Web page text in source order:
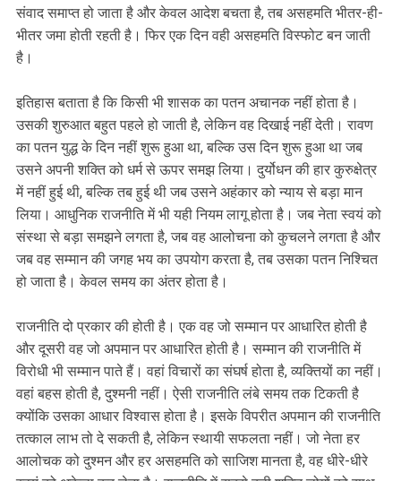
संवाद समाप्त हो जाता है और केवल आदेश बचता है, तब असहमति भीतर-ही-
भीतर जमा होती रहती है। फिर एक दिन वही असहमति विस्फोट बन जाती
है।
इतिहास बताता है कि किसी भी शासक का पतन अचानक नहीं होता है।
उसकी शुरुआत बहुत पहले हो जाती है, लेकिन वह दिखाई नहीं देती। रावण
का पतन युद्ध के दिन नहीं शुरू हुआ था, बल्कि उस दिन शुरू हुआ था जब
उसने अपनी शक्ति को धर्म से ऊपर समझ लिया। दुर्योधन की हार कुरुक्षेत्र
में नहीं हुई थी, बल्कि तब हुई थी जब उसने अहंकार को न्याय से बड़ा मान
लिया। आधुनिक राजनीति में भी यही नियम लागू होता है। जब नेता स्वयं को
संस्था से बड़ा समझने लगता है, जब वह आलोचना को कुचलने लगता है और
जब वह सम्मान की जगह भय का उपयोग करता है, तब उसका पतन निश्चित
हो जाता है। केवल समय का अंतर होता है।
राजनीति दो प्रकार की होती है। एक वह जो सम्मान पर आधारित होती है
और दूसरी वह जो अपमान पर आधारित होती है। सम्मान की राजनीति में
विरोधी भी सम्मान पाते हैं। वहां विचारों का संघर्ष होता है, व्यक्तियों का नहीं।
वहां बहस होती है, दुश्मनी नहीं। ऐसी राजनीति लंबे समय तक टिकती है
क्योंकि उसका आधार विश्वास होता है। इसके विपरीत अपमान की राजनीति
तत्काल लाभ तो दे सकती है, लेकिन स्थायी सफलता नहीं। जो नेता हर
आलोचक को दुश्मन और हर असहमति को साजिश मानता है, वह धीरे-धीरे